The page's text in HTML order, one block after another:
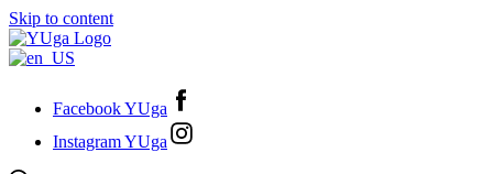
Skip to content
Facebook YUga
Instagram YUga